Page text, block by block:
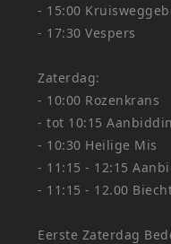
- 15:00
- 17:30 Vespers
Zaterdag:
- 10:00 Rozenkrans
- tot 10:15
- 10:30 Heilige Mis
- 11:15 - 12:15
- 11:15 - 12.00
Eerste Zaterdag